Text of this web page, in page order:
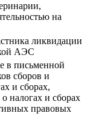
на
ликвидации
АЭС
в письменной
сборов и
и сборах,
налогах и сборах
правовых